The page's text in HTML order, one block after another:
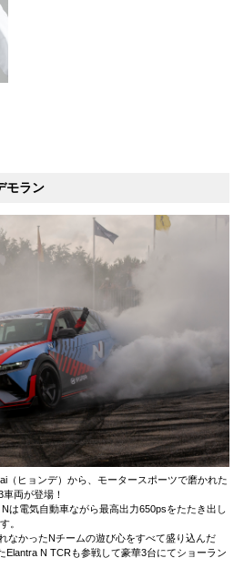
モラン
（ヒョンデ）から、モータースポーツで磨かれた
両が登場！
は電気自動車ながら最高出力650psをたたき出し
。
なかったNチームの遊び心をすべて盛り込んだ
Elantra N TCRも参戦して豪華3台にてショーラン